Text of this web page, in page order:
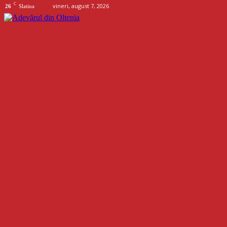
26 C Slatina vineri, august 7, 2026